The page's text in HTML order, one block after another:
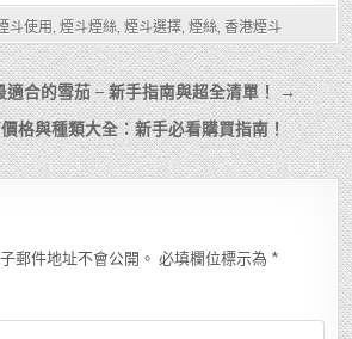
斗使用 煙斗煙絲 煙斗選擇 煙絲 香港煙斗
適合的雪茄 – 新手指南與超全清單！ →
格與種類大全：新手必看購買指南！
郵件地址不會公開。 必填欄位標示為 *